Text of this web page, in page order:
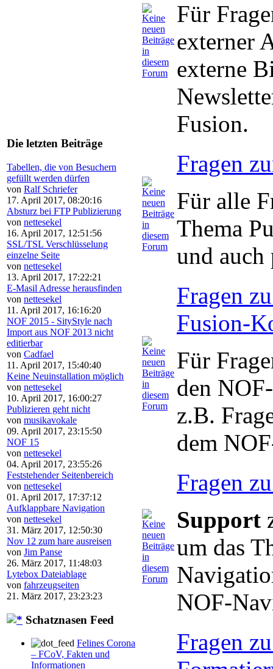
Die letzten Beiträge
Tabellen, die von Besuchern
gefüllt werden dürfen
von Ralf Schriefer
17. April 2017, 08:20:16
Absturz bei FTP Publizierung
von nettesekel
16. April 2017, 12:51:56
SSL/TSL Verschlüsselung
einzelne Seite
von nettesekel
13. April 2017, 17:22:21
E-Masil Adresse herausfinden
von nettesekel
11. April 2017, 16:16:20
NOF 2015 - SityStyle nach
Import aus NOF 2013 nicht
editierbar
von Cadfael
11. April 2017, 15:40:40
Keine Neuinstallation möglich
von nettesekel
10. April 2017, 16:00:27
Publizieren geht nicht
von musikavokale
09. April 2017, 23:15:50
NOF 15
von nettesekel
04. April 2017, 23:55:26
Feststehender Seitenbereich
von nettesekel
01. April 2017, 17:37:12
Aufklappbare Navigation
von nettesekel
31. März 2017, 12:50:30
Nov 12 zum hare ausreisen
von Jim Panse
26. März 2017, 11:48:03
Lytebox Dateiablage
von fahrzeugseiten
21. März 2017, 23:23:23
Schatznasen Feed
Felines Corona
– FCoV, Fakten und
Informationen
Für
externer
externe
Fusion.
Fragen
Für alle
Thema
und auch
Fragen
Fusion-
Für
den
z.B.
dem
Fragen
Support
um das
NOF-
Fragen